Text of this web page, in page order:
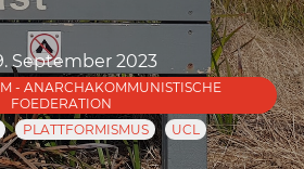
September 2023
- ANARCHAKOMMUNISTISCHE
FOEDERATION
PLATTFORMISMUS UCL